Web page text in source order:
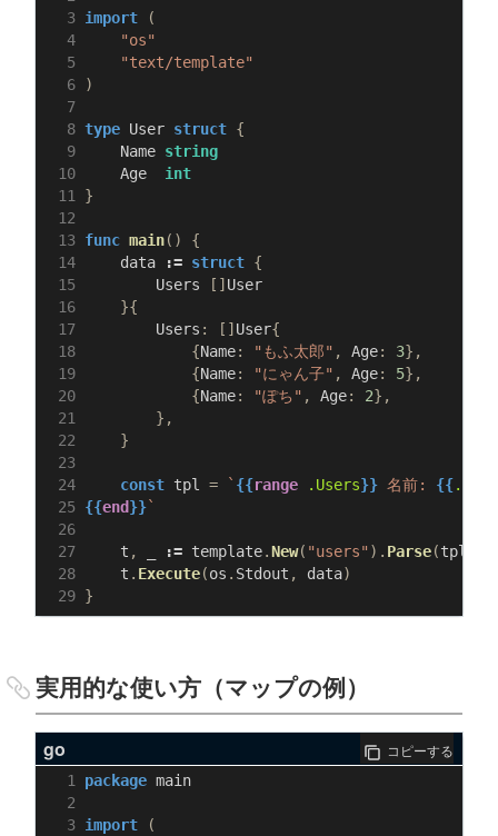
import
(
"os"
"text/template"
)
type User struct {
Name string
Age
int
}
func main()
{
data
:= struct {
Users
[] User
}{
Users : [] User{
{Name: "もふ太郎" , Age: 3},
{Name: "にゃん子" , Age: 5},
{Name: "ぽち" , Age: 2},
},
}
const tpl = ` {{range .Users}} 名前: {{.Name
{{end}}`
t , := template.New( "users" ). Parse(tpl
t . Execute(os . Stdout , data)
}
実用的な使い方（マップの例）
go コピーする
package main
import
(